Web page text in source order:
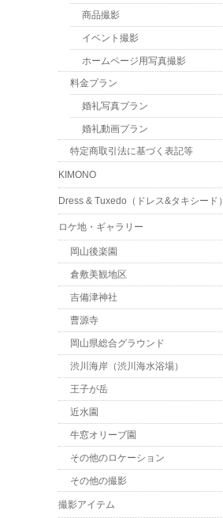
商品撮影
イベント撮影
ホームページ用写真撮影
料金プラン
婚礼写真プラン
婚礼動画プラン
特定商取引法に基づく表記等
KIMONO
Dress & Tuxedo（ドレス&タキシード）
ロケ地・ギャラリー
岡山後楽園
倉敷美観地区
吉備津神社
曹源寺
岡山県総合グラウンド
渋川海岸（渋川海水浴場）
王子が岳
近水園
牛窓オリーブ園
その他のロケーション
その他の撮影
撮影アイテム